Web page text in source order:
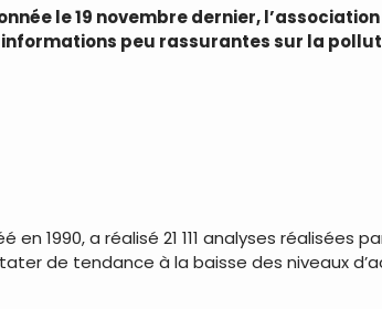
le 19 novembre dernier,
peu rassurantes sur la
en 1990, a réalisé 21 111 analyses
de tendance à la baisse des niveaux